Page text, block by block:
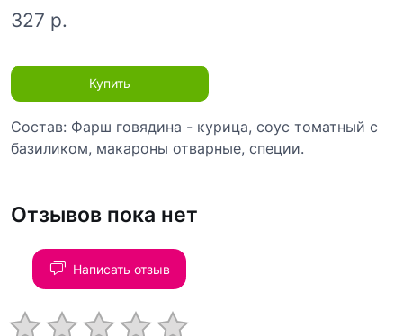
327 р.
Купить
Состав: Фарш говядина - курица, соус томатный с
базиликом, макароны отварные, специи.
Отзывов пока нет
Написать отзыв